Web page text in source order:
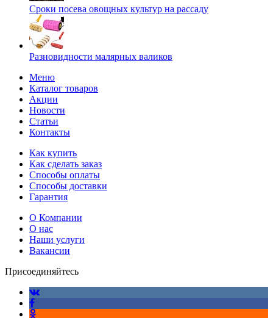
Сроки посева овощных культур на рассаду
Разновидности малярных валиков
Меню
Каталог товаров
Акции
Новости
Статьи
Контакты
Как купить
Как сделать заказ
Способы оплаты
Способы доставки
Гарантия
О Компании
О нас
Наши услуги
Вакансии
Присоединяйтесь